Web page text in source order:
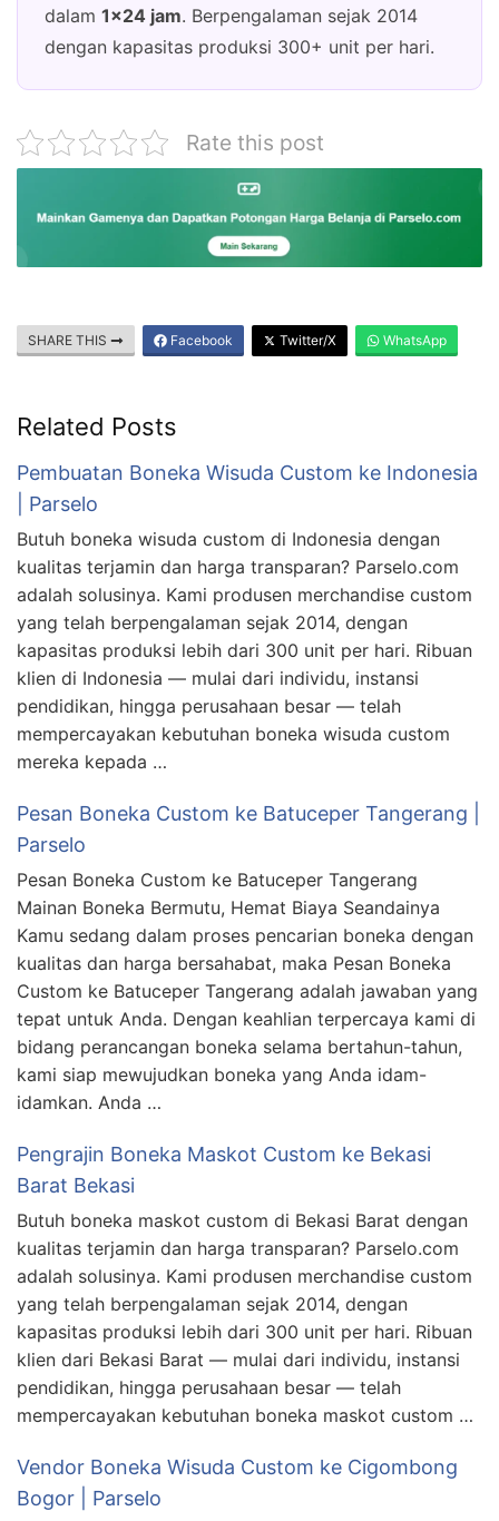
dalam 1×24 jam. Berpengalaman sejak 2014
dengan kapasitas produksi 300+ unit per hari.
Rate this post
SHARE THIS Facebook Twitter/X WhatsApp
Related Posts
Pembuatan Boneka Wisuda Custom ke Indonesia
| Parselo
Butuh boneka wisuda custom di Indonesia dengan
kualitas terjamin dan harga transparan? Parselo.com
adalah solusinya. Kami produsen merchandise custom
yang telah berpengalaman sejak 2014, dengan
kapasitas produksi lebih dari 300 unit per hari. Ribuan
klien di Indonesia — mulai dari individu, instansi
pendidikan, hingga perusahaan besar — telah
mempercayakan kebutuhan boneka wisuda custom
mereka kepada …
Pesan Boneka Custom ke Batuceper Tangerang |
Parselo
Pesan Boneka Custom ke Batuceper Tangerang
Mainan Boneka Bermutu, Hemat Biaya Seandainya
Kamu sedang dalam proses pencarian boneka dengan
kualitas dan harga bersahabat, maka Pesan Boneka
Custom ke Batuceper Tangerang adalah jawaban yang
tepat untuk Anda. Dengan keahlian terpercaya kami di
bidang perancangan boneka selama bertahun-tahun,
kami siap mewujudkan boneka yang Anda idam-
idamkan. Anda …
Pengrajin Boneka Maskot Custom ke Bekasi
Barat Bekasi
Butuh boneka maskot custom di Bekasi Barat dengan
kualitas terjamin dan harga transparan? Parselo.com
adalah solusinya. Kami produsen merchandise custom
yang telah berpengalaman sejak 2014, dengan
kapasitas produksi lebih dari 300 unit per hari. Ribuan
klien dari Bekasi Barat — mulai dari individu, instansi
pendidikan, hingga perusahaan besar — telah
mempercayakan kebutuhan boneka maskot custom …
Vendor Boneka Wisuda Custom ke Cigombong
Bogor | Parselo